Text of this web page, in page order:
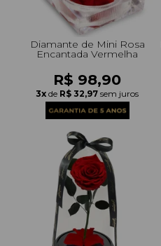
Diamante de Mini Rosa
Encantada Vermelha
R$ 98,90
3x de R$ 32,97 sem juros